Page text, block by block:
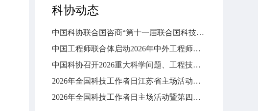
科协动态
中国科协联合国咨商“第十一届联合国科技创新论坛边会总结会”在京召开
中国工程师联合体启动2026年中外工程师工程能力提升系列研修活动
中国科协召开2026重大科学问题、工程技术难题和产业技术问题终选会
2026年全国科技工作者日江苏省主场活动暨江苏省科技工作者代表座谈会在宁举行
2026年全国科技工作者日主场活动暨第四届全国创新争先奖表彰大会在京举行